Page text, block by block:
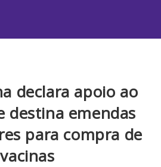
declara apoio ao
destina emendas
para compra de
vacinas